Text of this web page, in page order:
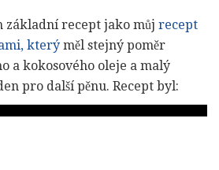
základní recept jako můj recept
který měl stejný poměr
a kokosového oleje a malý
pro další pěnu. Recept byl: